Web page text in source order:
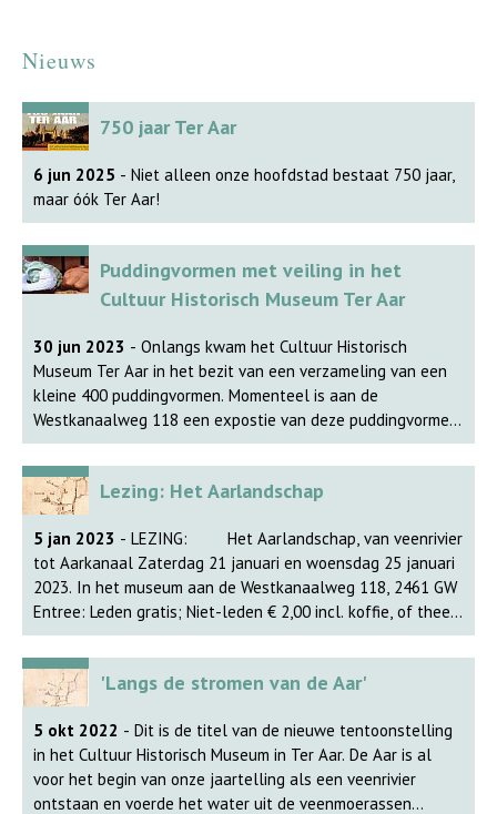
Nieuws
750 jaar Ter Aar
6 jun 2025 - Niet alleen onze hoofdstad bestaat 750 jaar,
maar óók Ter Aar!
Puddingvormen met veiling in het
Cultuur Historisch Museum Ter Aar
30 jun 2023 - Onlangs kwam het Cultuur Historisch
Museum Ter Aar in het bezit van een verzameling van een
kleine 400 puddingvormen. Momenteel is aan de
Westkanaalweg 118 een expostie van deze puddingvormen
te zien. Enkele honderden exemplaren zijn te bewonderen
in de diverse vitrines en ook is er veel informatiemateriaal
aanwezig. Op de laatste expositiedag, zondag 20 augustus,
zullen de puddingvormen geveild worden. Als u zich wilt
aanmelden voor deze veiling, kunt u dat via het -e-
mailadres info@chvteraar.nl
Lezing: Het Aarlandschap
5 jan 2023 - LEZING: Het Aarlandschap, van veenrivier
tot Aarkanaal Zaterdag 21 januari en woensdag 25 januari
2023. In het museum aan de Westkanaalweg 118, 2461 GW
Entree: Leden gratis; Niet-leden € 2,00 incl. koffie, of thee.
Op zaterdag 21 januari 2023 om 14:00 uur en op woensdag
25 januari om 19:30 uur organiseert de fotowerkgroep van
de Cultuur Historische Verenging Ter Aar een lezing over
het ontstaan van de Aar, het huidige Aarkanaal. De Aar is al
voor het begin van onze jaartelling als een veenrivier
ontstaan en voerde het water uit de veenmoerassen
waaruit onze streek bestond, af naar de Rijn. Toen de
veenmoerassen in de Middeleeuwen ontgonnen werden,
'Langs de stromen van de Aar'
5 okt 2022 - Dit is de titel van de nieuwe tentoonstelling
in het Cultuur Historisch Museum in Ter Aar. De Aar is al
voor het begin van onze jaartelling als een veenrivier
ontstaan en voerde het water uit de veenmoerassen